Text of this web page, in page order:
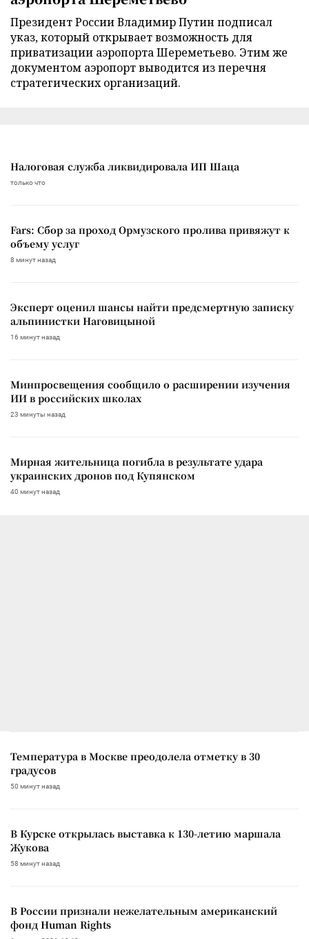
Президент России Владимир Путин подписал
указ, который открывает возможность для
приватизации аэропорта Шереметьево. Этим же
документом аэропорт выводится из перечня
стратегических организаций.
Налоговая служба ликвидировала ИП Шаца
только что
Fars: Сбор за проход Ормузского пролива привяжут к
объему услуг
8 минут назад
Эксперт оценил шансы найти предсмертную записку
альпинистки Наговицыной
16 минут назад
Минпросвещения сообщило о расширении изучения
ИИ в российских школах
23 минуты назад
Мирная жительница погибла в результате удара
украинских дронов под Купянском
40 минут назад
Температура в Москве преодолела отметку в 30
градусов
50 минут назад
В Курске открылась выставка к 130-летию маршала
Жукова
58 минут назад
В России признали нежелательным американский
фонд Human Rights